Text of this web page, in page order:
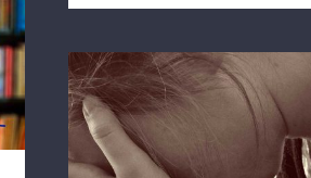
Traducciones que retan